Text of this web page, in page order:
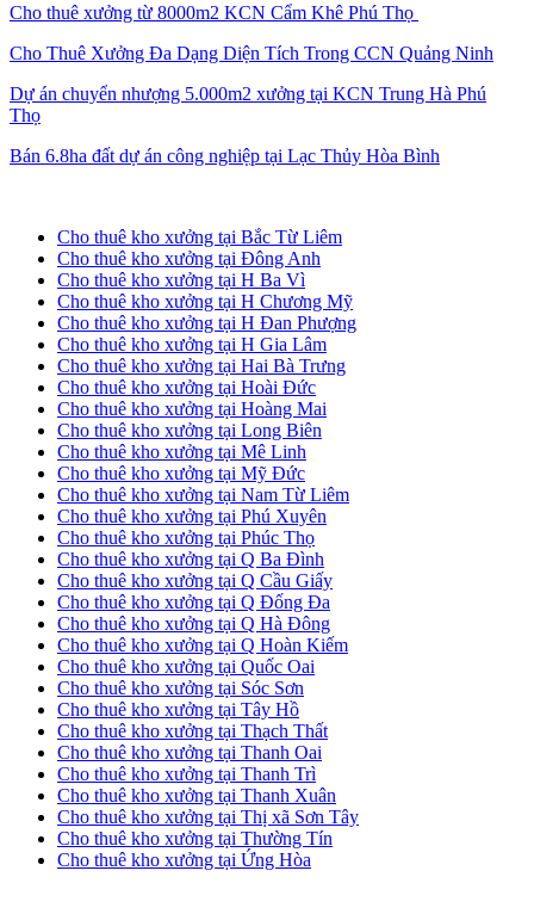
Cho thuê xưởng từ 8000m2 KCN Cẩm Khê Phú Thọ
Cho Thuê Xưởng Đa Dạng Diện Tích Trong CCN Quảng Ninh
Dự án chuyển nhượng 5.000m2 xưởng tại KCN Trung Hà Phú
Thọ
Bán 6.8ha đất dự án công nghiệp tại Lạc Thủy Hòa Bình
Cho thuê kho xưởng tại Bắc Từ Liêm
Cho thuê kho xưởng tại Đông Anh
Cho thuê kho xưởng tại H Ba Vì
Cho thuê kho xưởng tại H Chương Mỹ
Cho thuê kho xưởng tại H Đan Phượng
Cho thuê kho xưởng tại H Gia Lâm
Cho thuê kho xưởng tại Hai Bà Trưng
Cho thuê kho xưởng tại Hoài Đức
Cho thuê kho xưởng tại Hoàng Mai
Cho thuê kho xưởng tại Long Biên
Cho thuê kho xưởng tại Mê Linh
Cho thuê kho xưởng tại Mỹ Đức
Cho thuê kho xưởng tại Nam Từ Liêm
Cho thuê kho xưởng tại Phú Xuyên
Cho thuê kho xưởng tại Phúc Thọ
Cho thuê kho xưởng tại Q Ba Đình
Cho thuê kho xưởng tại Q Cầu Giấy
Cho thuê kho xưởng tại Q Đống Đa
Cho thuê kho xưởng tại Q Hà Đông
Cho thuê kho xưởng tại Q Hoàn Kiếm
Cho thuê kho xưởng tại Quốc Oai
Cho thuê kho xưởng tại Sóc Sơn
Cho thuê kho xưởng tại Tây Hồ
Cho thuê kho xưởng tại Thạch Thất
Cho thuê kho xưởng tại Thanh Oai
Cho thuê kho xưởng tại Thanh Trì
Cho thuê kho xưởng tại Thanh Xuân
Cho thuê kho xưởng tại Thị xã Sơn Tây
Cho thuê kho xưởng tại Thường Tín
Cho thuê kho xưởng tại Ứng Hòa